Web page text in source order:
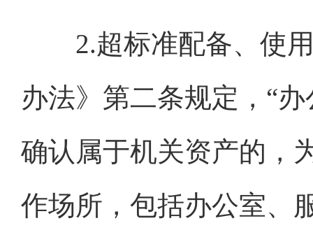
2.超标准配备、使用
办法》第二条规定，“
确认属于机关资产的，
作场所，包括办公室、